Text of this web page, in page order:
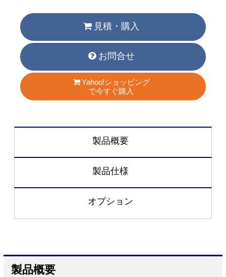
見積・購入
お問合せ
Yahoo!ショッピング
で今すぐ購入
製品概要
製品仕様
オプション
製品概要